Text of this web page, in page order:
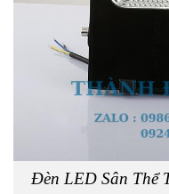
Đèn LED Sân Thể